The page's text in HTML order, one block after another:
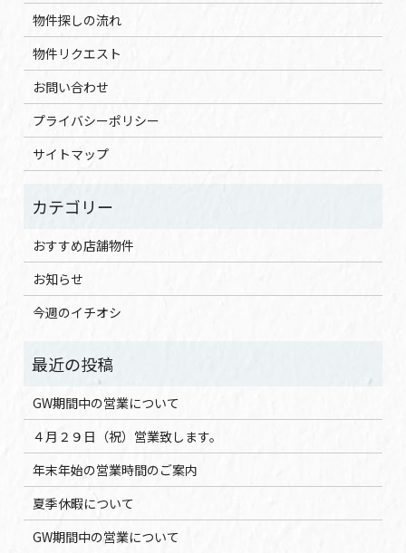
物件探しの流れ
物件リクエスト
お問い合わせ
プライバシーポリシー
サイトマップ
おすすめ店舗物件
お知らせ
今週のイチオシ
GW期間中の営業について
４月２９日（祝）営業致します。
年末年始の営業時間のご案内
夏季休暇について
GW期間中の営業について